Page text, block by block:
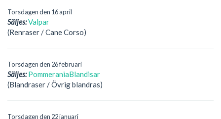
Torsdagen den 16 april
Säljes:Valpar
(Renraser / Cane Corso)
Torsdagen den 26 februari
Säljes: PommeraniaBlandisar
(Blandraser / Övrig blandras)
Torsdagen den 22 januari